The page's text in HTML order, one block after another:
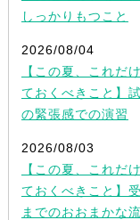
しっかりもつこと
2026/08/04
【この夏、これだ
ておくべきこと】
の緊張感での演習
2026/08/03
【この夏、これだ
ておくべきこと】
までのおおまかな